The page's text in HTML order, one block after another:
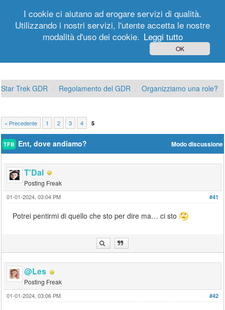
Registrati
Star Trek GDR Regolamento del GDR Organizziamo una role?
« Precedente 1 2 3 4 5
Modo discussione
TFB Ent, dove andiamo?
T'Dal
Posting Freak
#41
01-01-2024, 03:04 PM
Potrei pentirmi di quello che sto per dire ma… ci sto
@Les
Posting Freak
#42
01-01-2024, 03:06 PM
I cookie ci aiutano ad erogare servizi di qualità.
Utilizzando i nostri servizi, l'utente accetta le nostre
modalità d'uso dei cookie. Leggi tutto
OK